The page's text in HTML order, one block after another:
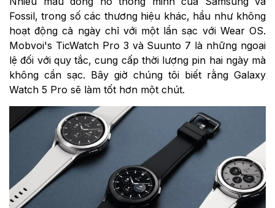
Fossil, trong số các thương hiệu khác, hầu như không
hoạt động cả ngày chỉ với một lần sạc với Wear OS.
Mobvoi's TicWatch Pro 3 và Suunto 7 là những ngoại
lệ đối với quy tắc, cung cấp thời lượng pin hai ngày mà
không cần sạc. Bây giờ chúng tôi biết rằng Galaxy
Watch 5 Pro sẽ làm tốt hơn một chút.